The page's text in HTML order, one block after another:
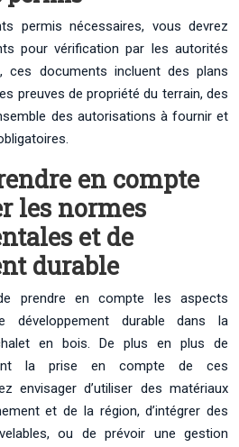
permis nécessaires, vous devrez
pour vérification par les autorités
ces documents incluent des plans
preuves de propriété du terrain, des
des autorisations à fournir et
en compte
les normes
et de
durable
prendre en compte les aspects
développement durable dans la
en bois. De plus en plus de
la prise en compte de ces
envisager d’utiliser des matériaux
et de la région, d’intégrer des
ou de prévoir une gestion